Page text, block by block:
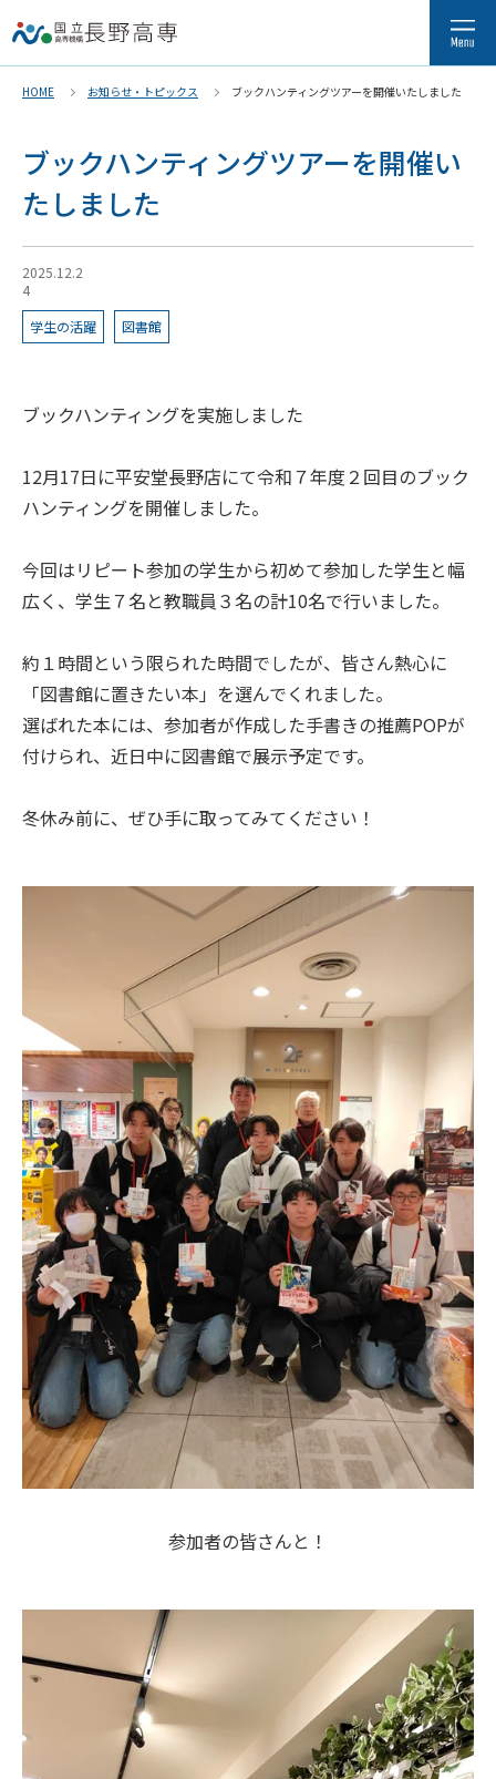
HOME お知らせ・トピックス ブックハンティングツアーを開催いたしました
ブックハンティングツアーを開催い
たしました
2025.12.2
4
学生の活躍
図書館
ブックハンティングを実施しました
12月17日に平安堂長野店にて令和７年度２回目のブック
ハンティングを開催しました。
今回はリピート参加の学生から初めて参加した学生と幅
広く、学生７名と教職員３名の計10名で行いました。
約１時間という限られた時間でしたが、皆さん熱心に
「図書館に置きたい本」を選んでくれました。
選ばれた本には、参加者が作成した手書きの推薦POPが
付けられ、近日中に図書館で展示予定です。
冬休み前に、ぜひ手に取ってみてください！
参加者の皆さんと！